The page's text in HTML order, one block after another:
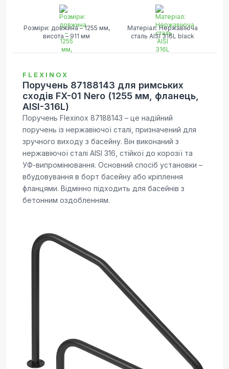
Розміри: довжина – 1255 мм,
висота – 911 мм
Матеріал: Нержавіюча
сталь AISI 316L black
FLEXINOX
Поручень 87188143 для римських
сходів FX-01 Nero (1255 мм, фланець,
AISI-316L)
Поручень Flexinox 87188143 – це надійний
поручень із нержавіючої сталі, призначений для
зручного виходу з басейну. Він виконаний з
нержавіючої сталі AISI 316, стійкої до корозії та
УФ-випромінювання. Основний спосіб установки –
вбудовування в борт басейну або кріплення
фланцями. Відмінно підходить для басейнів з
бетонним оздобленням.